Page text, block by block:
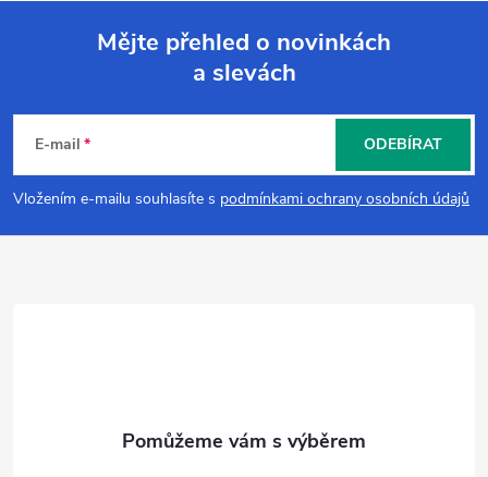
p
a
Mějte přehled o novinkách
a slevách
E-mail
Vložením e-mailu souhlasíte s podmínkami ochrany osobních údajů
ODEBÍRAT